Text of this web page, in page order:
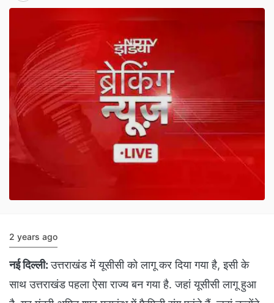
2 years ago
नई दिल्ली: उत्तराखंड में यूसीसी को लागू कर दिया गया है, इसी के
साथ उत्तराखंड पहला ऐसा राज्य बन गया है. जहां यूसीसी लागू हुआ